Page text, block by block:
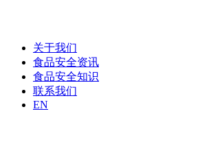
关于我们
食品安全资讯
食品安全知识
联系我们
EN